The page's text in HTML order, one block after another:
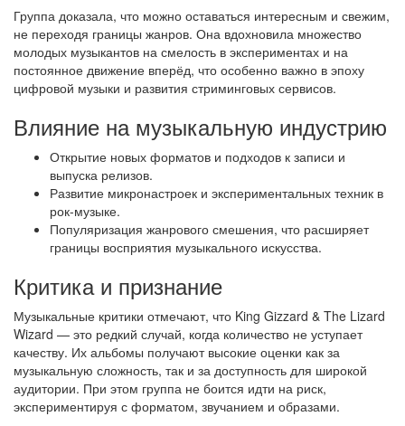
Группа доказала, что можно оставаться интересным и свежим,
не переходя границы жанров. Она вдохновила множество
молодых музыкантов на смелость в экспериментах и на
постоянное движение вперёд, что особенно важно в эпоху
цифровой музыки и развития стриминговых сервисов.
Влияние на музыкальную индустрию
Открытие новых форматов и подходов к записи и
выпуска релизов.
Развитие микронастроек и экспериментальных техник в
рок-музыке.
Популяризация жанрового смешения, что расширяет
границы восприятия музыкального искусства.
Критика и признание
Музыкальные критики отмечают, что King Gizzard & The Lizard
Wizard — это редкий случай, когда количество не уступает
качеству. Их альбомы получают высокие оценки как за
музыкальную сложность, так и за доступность для широкой
аудитории. При этом группа не боится идти на риск,
экспериментируя с форматом, звучанием и образами.